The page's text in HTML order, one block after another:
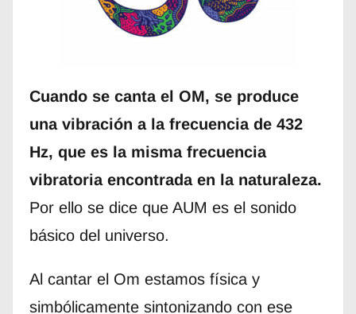
Cuando se canta el OM, se produce
una vibración a la frecuencia de 432
Hz, que es la misma frecuencia
vibratoria encontrada en la naturaleza.
Por ello se dice que AUM es el sonido
básico del universo.
Al cantar el Om estamos física y
simbólicamente sintonizando con ese